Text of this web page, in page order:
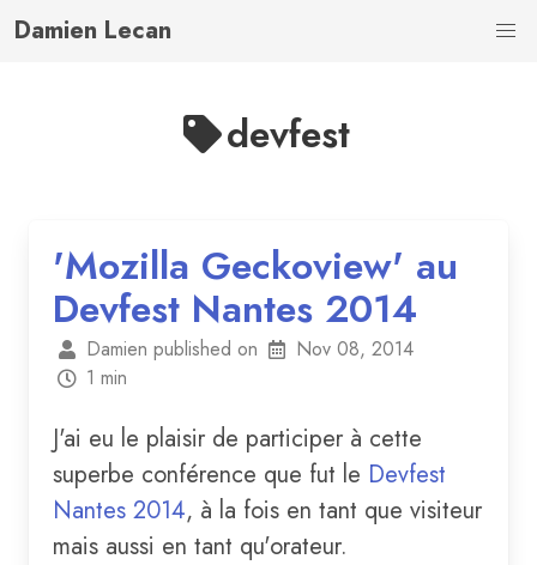
Damien Lecan
devfest
'Mozilla Geckoview' au
Devfest Nantes 2014
Damien published on
Nov 08, 2014
1 min
J'ai eu le plaisir de participer à cette
superbe conférence que fut le Devfest
Nantes 2014, à la fois en tant que visiteur
mais aussi en tant qu'orateur.